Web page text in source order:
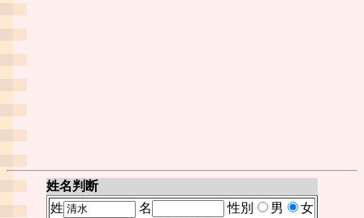
姓名判断
姓
名 性別 男 女